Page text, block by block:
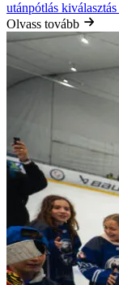
utánpótlás kiválasztás
Olvass tovább